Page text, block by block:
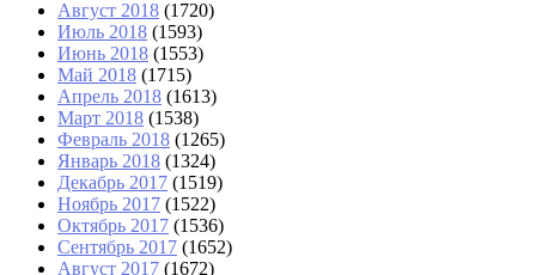
Август 2018 (1720)
Июль 2018 (1593)
Июнь 2018 (1553)
Май 2018 (1715)
Апрель 2018 (1613)
Март 2018 (1538)
Февраль 2018 (1265)
Январь 2018 (1324)
Декабрь 2017 (1519)
Ноябрь 2017 (1522)
Октябрь 2017 (1536)
Сентябрь 2017 (1652)
Август 2017 (1672)